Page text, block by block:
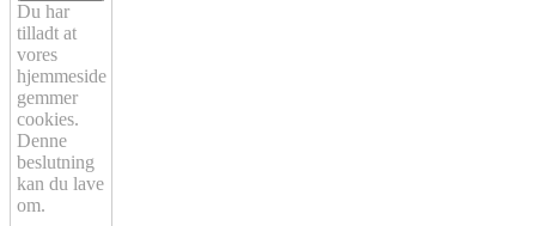
Du har
tilladt at
vores
hjemmeside
gemmer
cookies.
Denne
beslutning
kan du lave
om.